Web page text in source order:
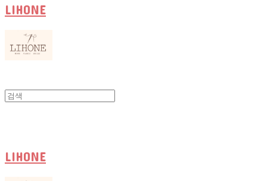
LIHONE
LIHONE